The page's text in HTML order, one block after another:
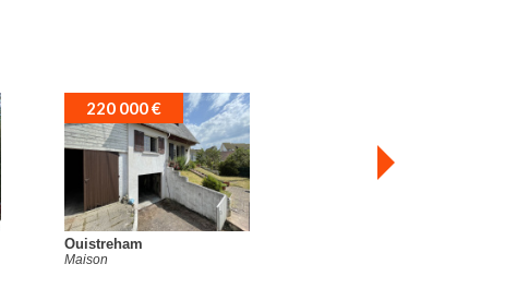
220 000 €
Ouistreham